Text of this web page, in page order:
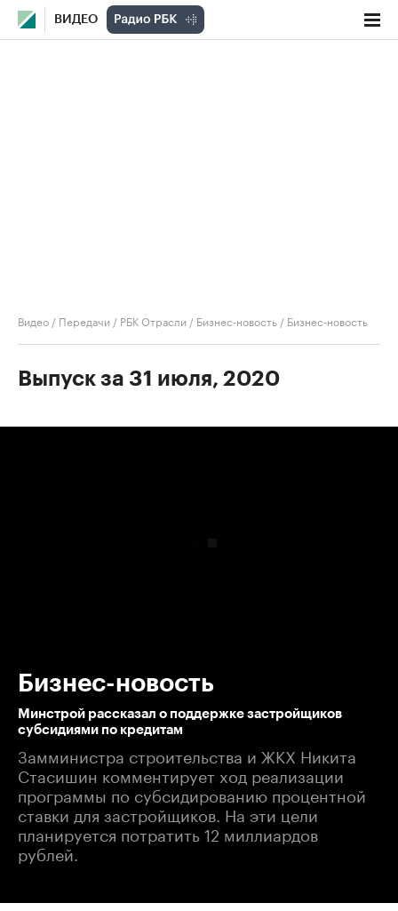
ВИДЕО
Видео / Передачи / РБК Отрасли / Бизнес-новость / Бизнес-новость
Выпуск за 31 июля, 2020
Бизнес-новость
Минстрой рассказал о поддержке застройщиков
субсидиями по кредитам
Замминистра строительства и ЖКХ Никита
Стасишин комментирует ход реализации
программы по субсидированию процентной
ставки для застройщиков. На эти цели
планируется потратить 12 миллиардов
рублей.